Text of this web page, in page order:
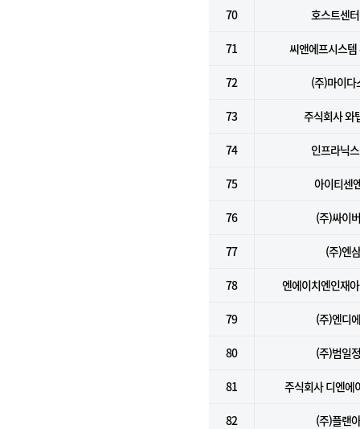
70 호스트센
71 씨앤에프시스템
72 (주)마이다
73 주식회사 와
74 인프라닉
75 아이티센
76 (주)싸이
77 (주)엔삼
78 엔에이치엔인재
79 (주)엔디
80 (주)범일
81 주식회사 디엔에
82 (주)플랜